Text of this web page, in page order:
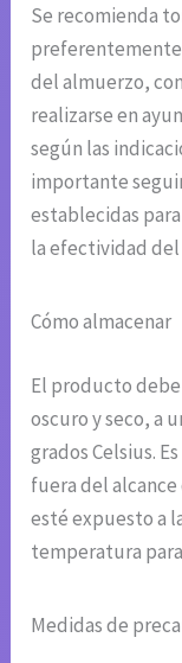
Se recomienda
preferentemente
del almuerzo,
realizarse en
según las
importante
establecidas
la efectividad
Cómo almacenar
El producto
oscuro y seco, a
grados Celsius.
fuera del alcance
esté expuesto a
temperatura
Medidas de